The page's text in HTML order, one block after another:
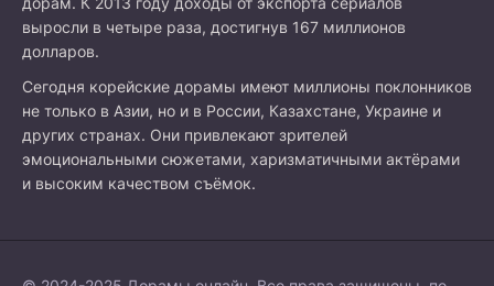
выросли в четыре раза, достигнув 167 миллионов
долларов.
Сегодня корейские дорамы имеют миллионы поклонников
не только в Азии, но и в России, Казахстане, Украине и
других странах. Они привлекают зрителей
эмоциональными сюжетами, харизматичными актёрами
и высоким качеством съёмок.